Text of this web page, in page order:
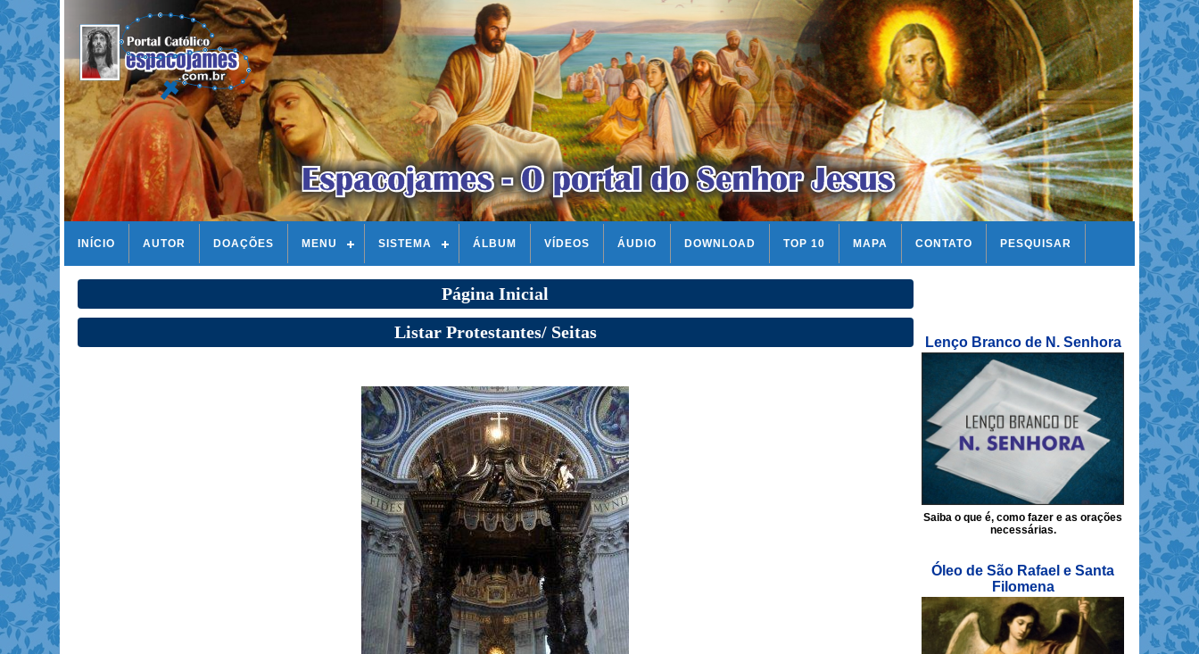
INÍCIO AUTOR DOAÇÕES MENU SISTEMA ÁLBUM VÍDEOS ÁUDIO DOWNLOAD TOP 10 MAPA CONTATO PESQUISAR
Página Inicial
Listar Protestantes/ Seitas
Lenço Branco de N. Senhora
Saiba o que é, como fazer e as orações
necessárias.
Óleo de São Rafael e Santa
Filomena